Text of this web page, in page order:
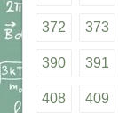
372 373
390 391
408 409